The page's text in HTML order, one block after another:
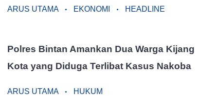
ARUS UTAMA EKONOMI HEADLINE
Polres Bintan Amankan Dua Warga Kijang
Kota yang Diduga Terlibat Kasus Nakoba
ARUS UTAMA HUKUM